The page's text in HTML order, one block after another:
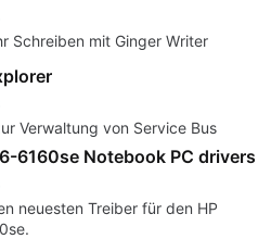
Schreiben mit Ginger Writer
Verwaltung von Service Bus
6160se Notebook PC drivers
neuesten Treiber für den HP